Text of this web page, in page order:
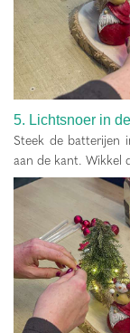
5. Lichtsnoer in
Steek de batterijen
aan de kant. Wikkel